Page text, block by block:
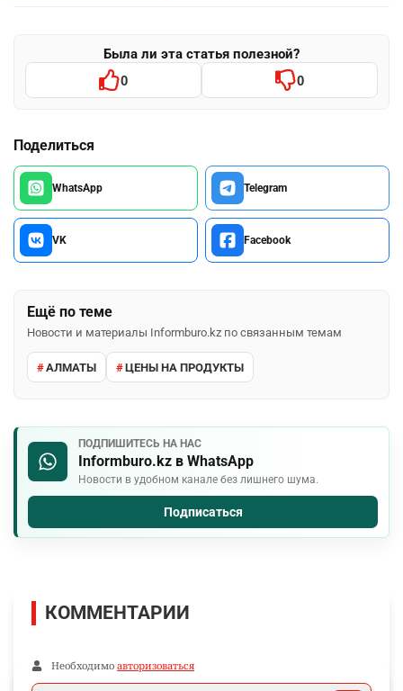
Была ли эта статья полезной?
0 0
Поделиться
WhatsApp Telegram
VK Facebook
Ещё по теме
Новости и материалы Informburo.kz по связанным темам
АЛМАТЫ ЦЕНЫ НА ПРОДУКТЫ
ПОДПИШИТЕСЬ НА НАС
Informburo.kz в WhatsApp
Новости в удобном канале без лишнего шума.
Подписаться
КОММЕНТАРИИ
Необходимо авторизоваться